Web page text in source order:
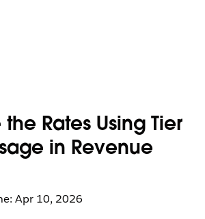
Rates Using Tier
in Revenue
Apr 10, 2026